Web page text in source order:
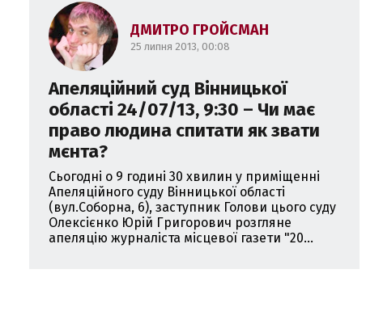
ДМИТРО ГРОЙСМАН
25 липня 2013, 00:08
Апеляційний суд Вінницької
області 24/07/13, 9:30 – Чи має
право людина спитати як звати
мєнта?
Сьогодні о 9 годині 30 хвилин у приміщенні
Апеляційного суду Вінницької області
(вул.Соборна, 6), заступник Голови цього суду
Олексієнко Юрій Григорович розгляне
апеляцію журналіста місцевої газети "20...